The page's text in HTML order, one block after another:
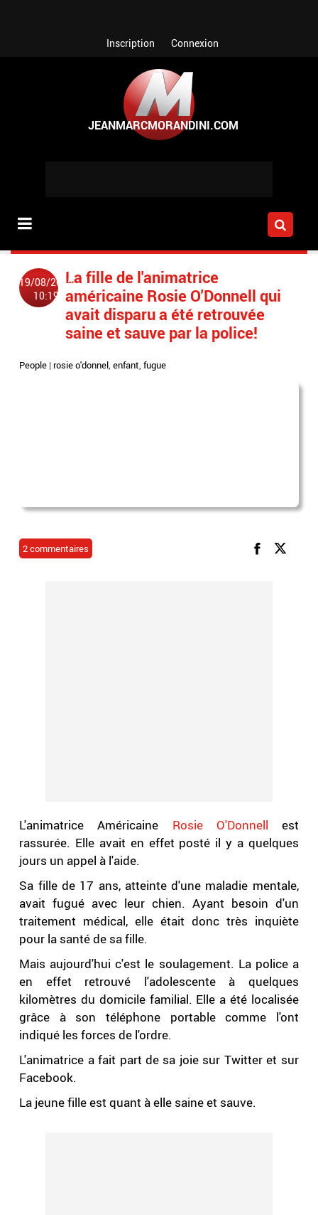
Inscription Connexion
19/08/2015
10:19
La fille de l'animatrice
américaine Rosie O'Donnell qui
avait disparu a été retrouvée
saine et sauve par la police!
People |rosie o'donnel,enfant,fugue
2 commentaires
L'animatrice Américaine Rosie O'Donnell est
rassurée. Elle avait en effet posté il y a quelques
jours un appel à l'aide.
Sa fille de 17 ans, atteinte d'une maladie mentale,
avait fugué avec leur chien. Ayant besoin d'un
traitement médical, elle était donc très inquiète
pour la santé de sa fille.
Mais aujourd'hui c'est le soulagement. La police a
en effet retrouvé l'adolescente à quelques
kilomètres du domicile familial. Elle a été localisée
grâce à son téléphone portable comme l'ont
indiqué les forces de l'ordre.
L'animatrice a fait part de sa joie sur Twitter et sur
Facebook.
La jeune fille est quant à elle saine et sauve.